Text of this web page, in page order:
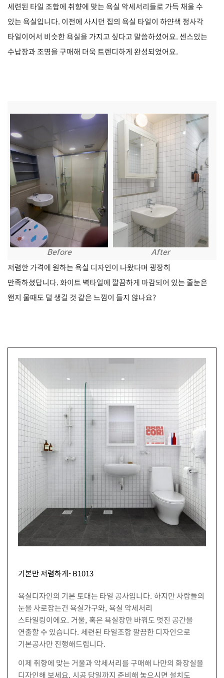
세련된 타일 조합에 취향에 맞는 욕실 악세서리들로 가득 채울 수
있는 욕실입니다. 이전에 사시던 집의 욕실 타일이 하얀색 정사각
타일이어서 비슷한 욕실을 가지고 싶다고 말씀하셨어요. 센스있는
수납장과 조명을 구매해 더욱 트렌디하게 완성되었어요.
Before After
저렴한 가격에 원하는 욕실 디자인이 나왔다며 굉장히
만족하셨답니다. 화이트 벽타일에 깔끔하게 마감되어 있는 줄눈은
왠지 물때도 덜 생길 것 같은 느낌이 들지 않나요?
기본만 저렴하게- B1013
욕실디자인의 기본 토대는 타일 공사입니다. 하지만 사람들의
눈을 사로잡는건 욕실가구와, 욕실 악세서리
스타일링이에요. 거울, 혹은 욕실장만 바꿔도 멋진 공간을
연출할 수 있습니다. 세련된 타일조합 깔끔한 디자인으로
기본공사만 진행해드립니다.
이제 취향에 맞는 거울과 악세서리를 구매해 나만의 화장실을
디자인해 보세요. 시공 당일까지 준비해 놓으시면 설치도